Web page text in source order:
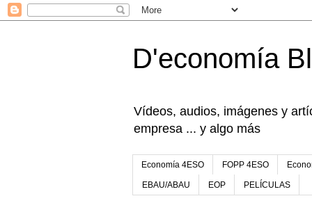
D'economía
Vídeos, audios, imágenes y
empresa ... y algo más
Economía 4ESO FOPP 4ESO
EBAU/ABAU EOP PELÍCULAS